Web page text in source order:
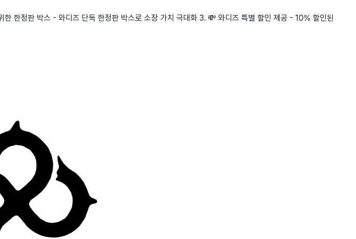
한정판 박스 - 와디즈 단독 한정판 박스로 소장 가치 극대화 3. 💸 와디즈 특별 할인 제공 - 10% 할인된